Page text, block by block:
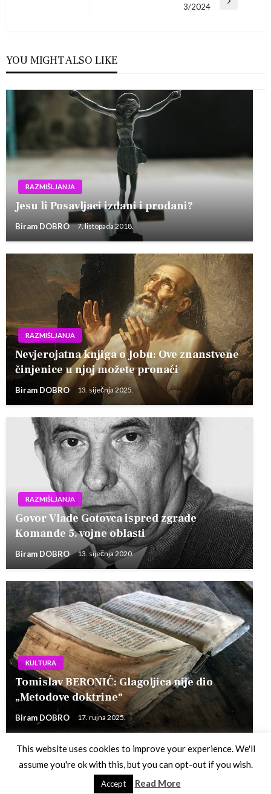
3/2024
YOU MIGHT ALSO LIKE
RAZMIŠLJANJA
Jesu li Posavljaci izdani i prodani?
Biram DOBRO 7. listopada 2018.
RAZMIŠLJANJA
Nevjerojatna knjiga o Jobu: Ove znanstvene
činjenice u njoj možete pronaći
Biram DOBRO 13. siječnja 2025.
RAZMIŠLJANJA
Govor Vlade Gotovca ispred zgrade
Komande 5. vojne oblasti
Biram DOBRO 13. siječnja 2020.
KULTURA
Tomislav BERONIĆ: Glagoljica nije dio
„Metodove doktrine“
Biram DOBRO 17. rujna 2025.
Theme by Silk Themes
This website uses cookies to improve your experience. We'll
assume you're ok with this, but you can opt-out if you wish.
Accept Read More